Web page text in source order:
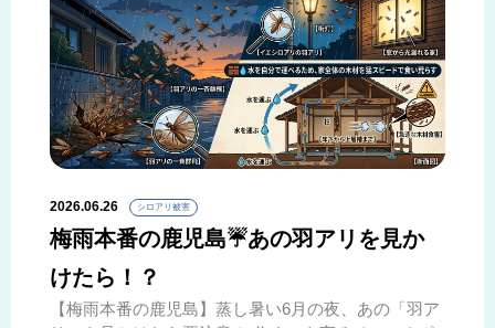
2026.06.26 シロアリ被害
梅雨本番の鹿児島☔あの羽アリを見か
けたら！？
【梅雨本番の鹿児島】蒸し暑い6月の夜、あの「羽ア